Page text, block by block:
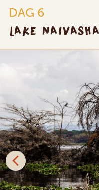
DAG 6
LAKE NAIVASHA